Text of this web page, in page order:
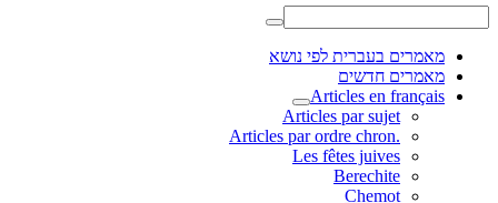
מאמרים בעברית לפי נושא
מאמרים חדשים
Articles en français
Articles par sujet
.Articles par ordre chron
Les fêtes juives
Berechite
Chemot